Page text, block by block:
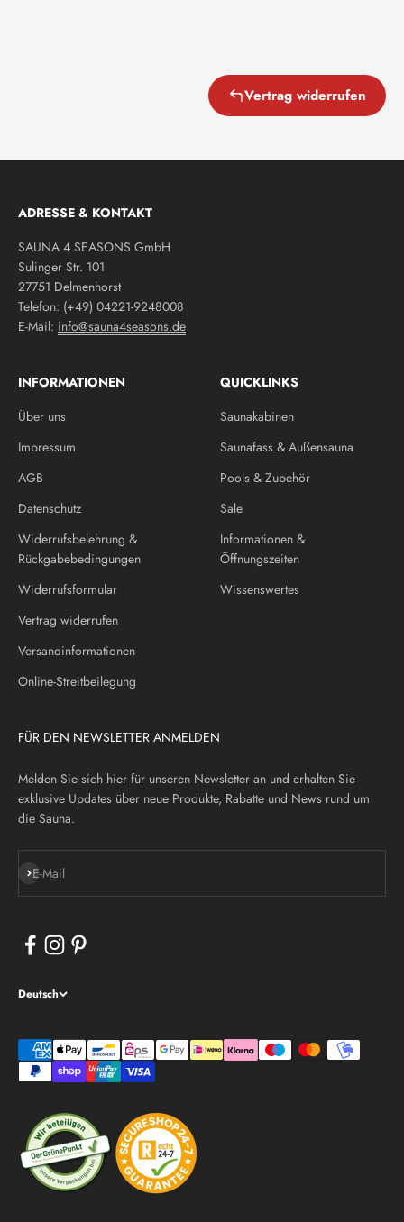
Vertrag widerrufen
ADRESSE & KONTAKT
SAUNA 4 SEASONS GmbH
Sulinger Str. 101
27751 Delmenhorst
Telefon: (+49) 04221-9248008
E-Mail: info@sauna4seasons.de
INFORMATIONEN
Über uns
Impressum
AGB
Datenschutz
Widerrufsbelehrung &
Rückgabebedingungen
Widerrufsformular
Vertrag widerrufen
Versandinformationen
Online-Streitbeilegung
QUICKLINKS
Saunakabinen
Saunafass & Außensauna
Pools & Zubehör
Sale
Informationen &
Öffnungszeiten
Wissenswertes
FÜR DEN NEWSLETTER ANMELDEN
Melden Sie sich hier für unseren Newsletter an und erhalten Sie
exklusive Updates über neue Produkte, Rabatte und News rund um
die Sauna.
E-Mail
Abonnieren
Deutsch